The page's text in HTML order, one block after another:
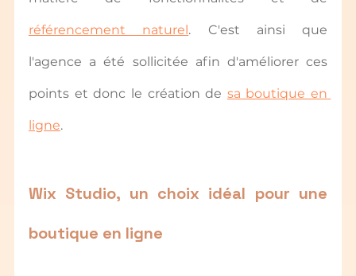
référencement naturel . C'est ainsi que
l'agence a été sollicitée afin d'améliorer ces
points et donc le création de sa boutique en
ligne.
Wix Studio, un choix idéal pour une
boutique en ligne